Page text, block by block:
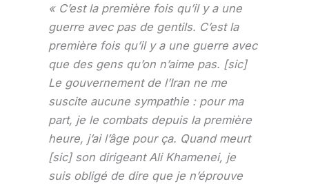
« C’est la première fois qu’il y a une
guerre avec pas de gentils. C’est la
première fois qu’il y a une guerre avec
que des gens qu’on n’aime pas. [sic]
Le gouvernement de l’Iran ne me
suscite aucune sympathie : pour ma
part, je le combats depuis la première
heure, j’ai l’âge pour ça. Quand meurt
[sic] son dirigeant Ali Khamenei, je
suis obligé de dire que je n’éprouve